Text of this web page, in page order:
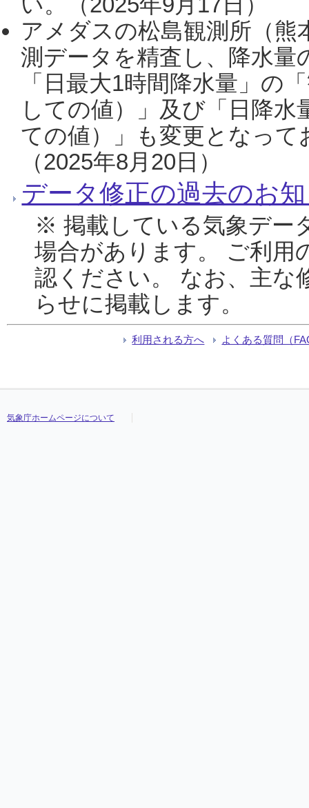
アメダスの松島観測所（熊
測データを精査し、降水
「日最大1時間降水量」の
しての値）」及び「日降
ての値）」も変更となっ
（2025年8月20日）
データ修正の過去のお
※ 掲載している気象デー
場合があります。 ご利用
認ください。 なお、主な
らせに掲載します。
利用される方へ よくある質問（
気象庁ホームページについて